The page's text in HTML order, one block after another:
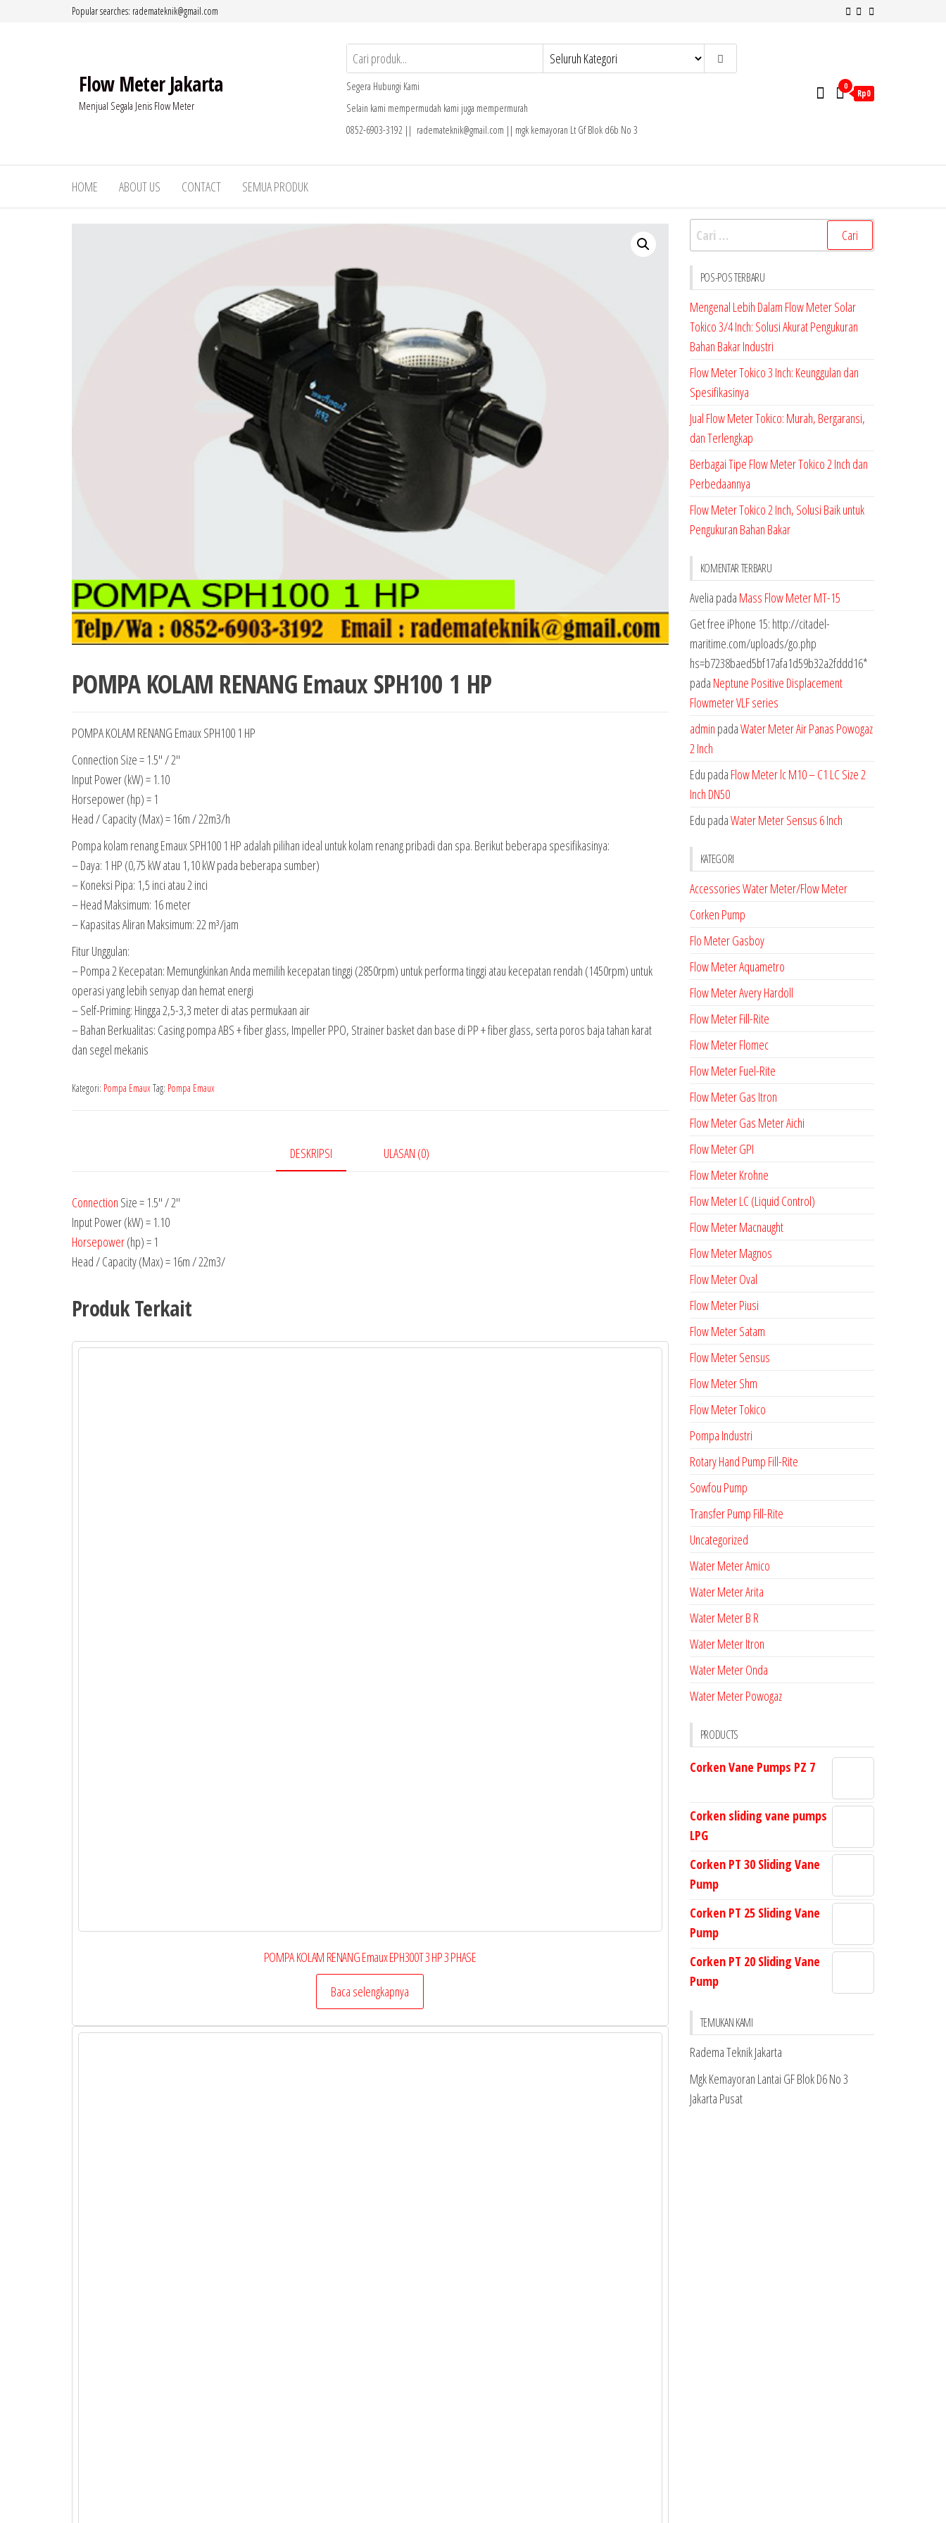
Popular searches: rademateknik@gmail.com
Flow Meter Jakarta
Menjual Segala Jenis Flow Meter
Segera Hubungi Kami
Selain kami mempermudah kami juga mempermurah
0852-6903-3192 || rademateknik@gmail.com || mgk kemayoran Lt Gf Blok d6b No 3
0
Rp0
HOME ABOUT US CONTACT SEMUA PRODUK
POMPA KOLAM RENANG Emaux SPH100 1 HP
POMPA KOLAM RENANG Emaux SPH100 1 HP
Connection Size = 1.5″ / 2″
Input Power (kW) = 1.10
Horsepower (hp) = 1
Head / Capacity (Max) = 16m / 22m3/h
Pompa kolam renang Emaux SPH100 1 HP adalah pilihan ideal untuk kolam renang pribadi dan spa. Berikut beberapa spesifikasinya:
– Daya: 1 HP (0,75 kW atau 1,10 kW pada beberapa sumber)
– Koneksi Pipa: 1,5 inci atau 2 inci
– Head Maksimum: 16 meter
– Kapasitas Aliran Maksimum: 22 m³/jam
Fitur Unggulan:
– Pompa 2 Kecepatan: Memungkinkan Anda memilih kecepatan tinggi (2850rpm) untuk performa tinggi atau kecepatan rendah (1450rpm) untuk
operasi yang lebih senyap dan hemat energi
– Self-Priming: Hingga 2,5-3,3 meter di atas permukaan air
– Bahan Berkualitas: Casing pompa ABS + fiber glass, Impeller PPO, Strainer basket dan base di PP + fiber glass, serta poros baja tahan karat
dan segel mekanis
Kategori: Pompa EmauxTag: Pompa Emaux
DESKRIPSI ULASAN (0)
Connection Size = 1.5″ / 2″
Input Power (kW) = 1.10
Horsepower(hp) = 1
Head / Capacity (Max) = 16m / 22m3/
Produk Terkait
POMPA KOLAM RENANG Emaux EPH300T 3 HP 3 PHASE
Baca selengkapnya
Cari
untuk:
POS-POS TERBARU
Mengenal Lebih Dalam Flow Meter Solar
Tokico 3/4 Inch: Solusi Akurat Pengukuran
Bahan Bakar Industri
Flow Meter Tokico 3 Inch: Keunggulan dan
Spesifikasinya
Jual Flow Meter Tokico: Murah, Bergaransi,
dan Terlengkap
Berbagai Tipe Flow Meter Tokico 2 Inch dan
Perbedaannya
Flow Meter Tokico 2 Inch, Solusi Baik untuk
Pengukuran Bahan Bakar
KOMENTAR TERBARU
Avelia pada Mass Flow Meter MT-15
Get free iPhone 15: http://citadel-
maritime.com/uploads/go.php
hs=b7238baed5bf17afa1d59b32a2fddd16*
pada Neptune Positive Displacement
Flowmeter VLF series
admin padaWater Meter Air Panas Powogaz
2 Inch
Edu pada Flow Meter lc M10 – C1 LC Size 2
Inch DN50
Edu padaWater Meter Sensus 6 Inch
KATEGORI
Accessories Water Meter/Flow Meter
Corken Pump
Flo Meter Gasboy
Flow Meter Aquametro
Flow Meter Avery Hardoll
Flow Meter Fill-Rite
Flow Meter Flomec
Flow Meter Fuel-Rite
Flow Meter Gas Itron
Flow Meter Gas Meter Aichi
Flow Meter GPI
Flow Meter Krohne
Flow Meter LC (Liquid Control)
Flow Meter Macnaught
Flow Meter Magnos
Flow Meter Oval
Flow Meter Piusi
Flow Meter Satam
Flow Meter Sensus
Flow Meter Shm
Flow Meter Tokico
Pompa Industri
Rotary Hand Pump Fill-Rite
Sowfou Pump
Transfer Pump Fill-Rite
Uncategorized
Water Meter Amico
Water Meter Arita
Water Meter B R
Water Meter Itron
Water Meter Onda
Water Meter Powogaz
PRODUCTS
Corken Vane Pumps PZ 7
Corken sliding vane pumps
LPG
Corken PT 30 Sliding Vane
Pump
Corken PT 25 Sliding Vane
Pump
Corken PT 20 Sliding Vane
Pump
TEMUKAN KAMI
Radema Teknik Jakarta
Mgk Kemayoran Lantai GF Blok D6 No 3
Jakarta Pusat